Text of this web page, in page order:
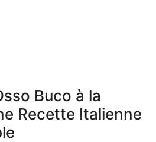
Buco à la
Recette Italienne